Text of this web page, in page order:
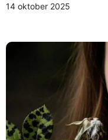
14 oktober 2025